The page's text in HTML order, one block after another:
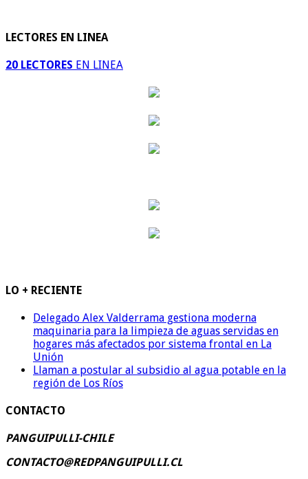
LECTORES EN LINEA
20 LECTORES EN LINEA
LO + RECIENTE
Delegado Alex Valderrama gestiona moderna
maquinaria para la limpieza de aguas servidas en
hogares más afectados por sistema frontal en La
Unión
Llaman a postular al subsidio al agua potable en la
región de Los Ríos
CONTACTO
PANGUIPULLI-CHILE
CONTACTO@REDPANGUIPULLI.CL